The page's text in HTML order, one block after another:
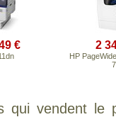
€ 2
HP
qui vendent le